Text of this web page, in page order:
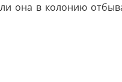
она в колонию